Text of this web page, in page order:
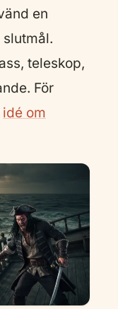
en
teleskop,
För
idé om